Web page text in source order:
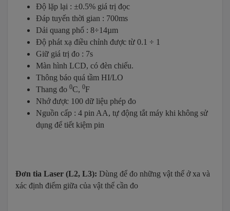
Độ lặp lại : ±0.5% giá trị đọc
Đáp tuyến thời gian : 700ms
Dải quang phổ : 8÷14µm
Độ phát xạ điều chỉnh được từ 0.1 ÷ 1
Giữ giá trị đo : 7s
Màn hình LCD, có đèn chiếu.
Thông báo quá tầm HI/LO
Thang đo 0C, 0F
Nhớ được 100 dữ liệu phép đo
Nguồn cấp : 4 pin AA, tự động tắt máy khi không sử
dụng để tiết kiệm pin
Đơn tia Laser (L2, L3): Dùng để đo những vật thể ở xa và
xác định điểm giữa của vật thể cần đo